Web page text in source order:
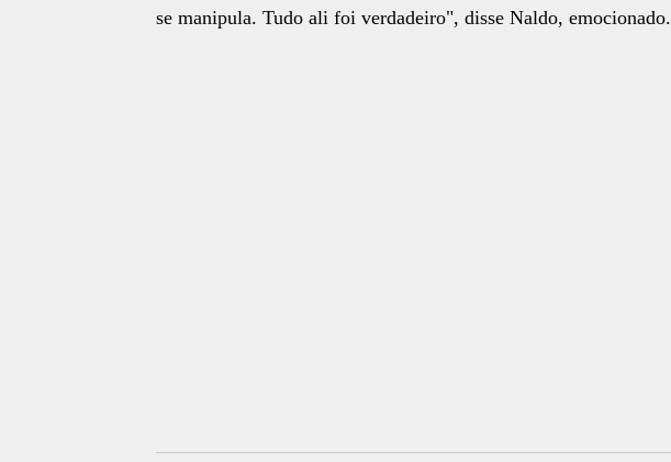
se manipula. Tudo ali foi verdadeiro", disse Naldo, emocionado.